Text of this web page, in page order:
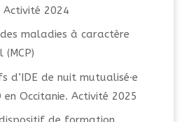
Activité 2024
maladies à caractère
(MCP)
d’IDE de nuit mutualisé·e
en Occitanie. Activité 2025